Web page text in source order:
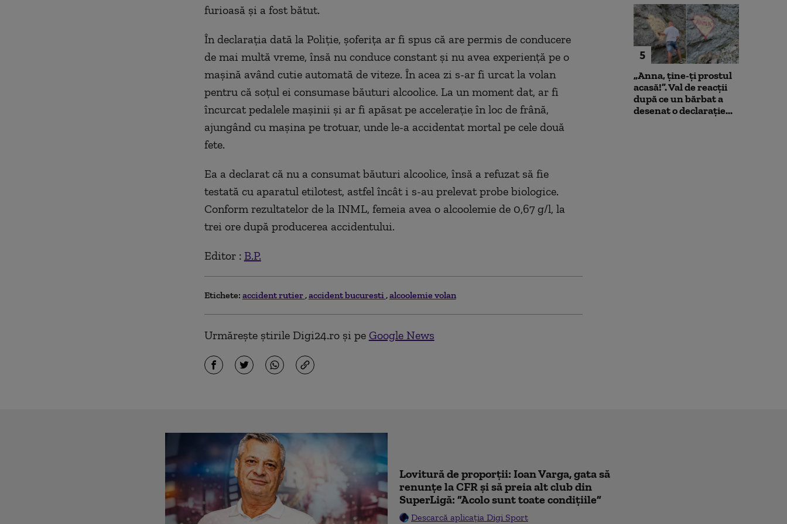
furioasă şi a fost bătut.
În declaraţia dată la Poliţie, şoferiţa ar fi spus că are permis de conducere
de mai multă vreme, însă nu conduce constant şi nu avea experienţă pe o
maşină având cutie automată de viteze. În acea zi s-ar fi urcat la volan
pentru că soţul ei consumase băuturi alcoolice. La un moment dat, ar fi
încurcat pedalele maşinii şi ar fi apăsat pe acceleraţie în loc de frână,
ajungând cu maşina pe trotuar, unde le-a accidentat mortal pe cele două
fete.
Ea a declarat că nu a consumat băuturi alcoolice, însă a refuzat să fie
testată cu aparatul etilotest, astfel încât i s-au prelevat probe biologice.
Conform rezultatelor de la INML, femeia avea o alcoolemie de 0,67 g/l, la
trei ore după producerea accidentului.
Editor : B.P.
Etichete: accident rutier accident bucuresti alcoolemie volan
Urmărește știrile Digi24.ro și pe Google News
5
„Anna, ţine-ţi prostul
acasă!”. Val de reacții
după ce un bărbat a
desenat o declarație...
Lovitură de proporții: Ioan Varga, gata să
renunțe la CFR și să preia alt club din
SuperLigă: ”Acolo sunt toate condițiile”
Descarcă aplicația Digi Sport